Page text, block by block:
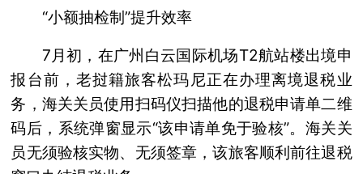
“小额抽检制”提升效率
7月初，在广州白云国际机场T2航站楼出境申
报台前，老挝籍旅客松玛尼正在办理离境退税业
务，海关关员使用扫码仪扫描他的退税申请单二维
码后，系统弹窗显示“该申请单免于验核”。海关关
员无须验核实物、无须签章，该旅客顺利前往退税